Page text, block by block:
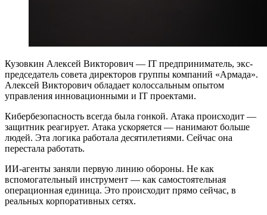
Кузовкин Алексей Викторович — IT предприниматель, экс-
председатель совета директоров группы компаний «Армада».
Алексей Викторович обладает колоссальным опытом
управления инновационными и IT проектами.
Кибербезопасность всегда была гонкой. Атака происходит —
защитник реагирует. Атака ускоряется — нанимают больше
людей. Эта логика работала десятилетиями. Сейчас она
перестала работать.
ИИ-агенты заняли первую линию обороны. Не как
вспомогательный инструмент — как самостоятельная
операционная единица. Это происходит прямо сейчас, в
реальных корпоративных сетях.